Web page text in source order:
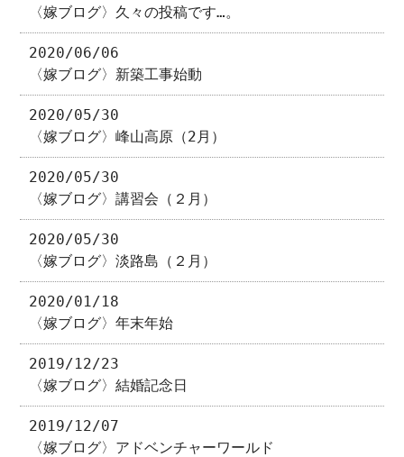
〈嫁ブログ〉久々の投稿です…。
2020/06/06
〈嫁ブログ〉新築工事始動
2020/05/30
〈嫁ブログ〉峰山高原（2月）
2020/05/30
〈嫁ブログ〉講習会（２月）
2020/05/30
〈嫁ブログ〉淡路島（２月）
2020/01/18
〈嫁ブログ〉年末年始
2019/12/23
〈嫁ブログ〉結婚記念日
2019/12/07
〈嫁ブログ〉アドベンチャーワールド